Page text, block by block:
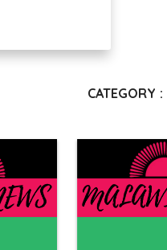
CATEGORY :